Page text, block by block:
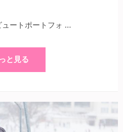
ュートポートフォ …
と見る